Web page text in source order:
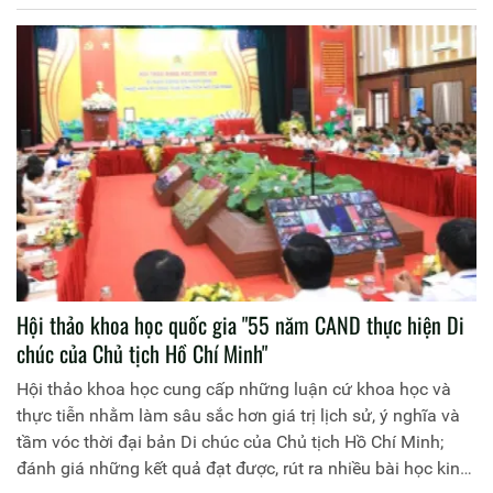
Hội thảo khoa học quốc gia "55 năm CAND thực hiện Di
chúc của Chủ tịch Hồ Chí Minh"
Hội thảo khoa học cung cấp những luận cứ khoa học và
thực tiễn nhằm làm sâu sắc hơn giá trị lịch sử, ý nghĩa và
tầm vóc thời đại bản Di chúc của Chủ tịch Hồ Chí Minh;
đánh giá những kết quả đạt được, rút ra nhiều bài học kinh